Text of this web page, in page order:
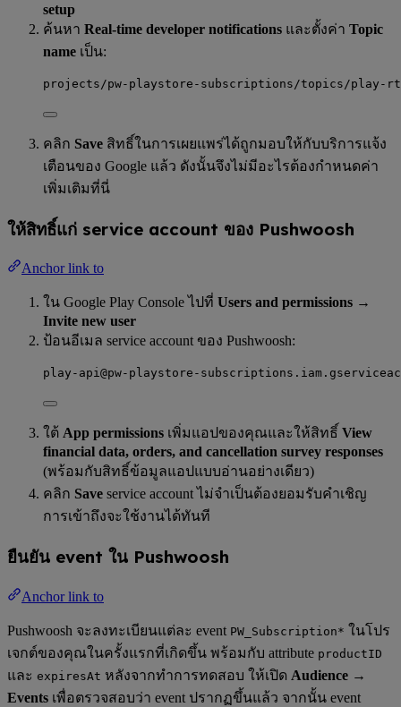
setup
ค้นหา Real-time developer notifications และตั้งค่า Topic
name เป็น:
projects/pw-playstore-subscriptions/topics/play-
คลิก Save สิทธิ์ในการเผยแพร่ได้ถูกมอบให้กับบริการแจ้ง
เตือนของ Google แล้ว ดังนั้นจึงไม่มีอะไรต้องกำหนดค่า
เพิ่มเติมที่นี่
ให้สิทธิ์แก่ service account ของ Pushwoosh
Anchor link to
ใน Google Play Console ไปที่ Users and permissions →
Invite new user
ป้อนอีเมล service account ของ Pushwoosh:
play-api@pw-playstore-
ใต้ App permissions เพิ่มแอปของคุณและให้สิทธิ์ View
financial data, orders, and cancellation survey responses
(พร้อมกับสิทธิ์ข้อมูลแอปแบบอ่านอย่างเดียว)
คลิก Save service account ไม่จำเป็นต้องยอมรับคำเชิญ
การเข้าถึงจะใช้งานได้ทันที
ยืนยัน event ใน Pushwoosh
Anchor link to
Pushwoosh จะลงทะเบียนแต่ละ event PW_Subscription* ในโปร
เจกต์ของคุณในครั้งแรกที่เกิดขึ้น พร้อมกับ attribute productID
และ expiresAt หลังจากทำการทดสอบ ให้เปิด Audience →
Events เพื่อตรวจสอบว่า event ปรากฏขึ้นแล้ว จากนั้น event